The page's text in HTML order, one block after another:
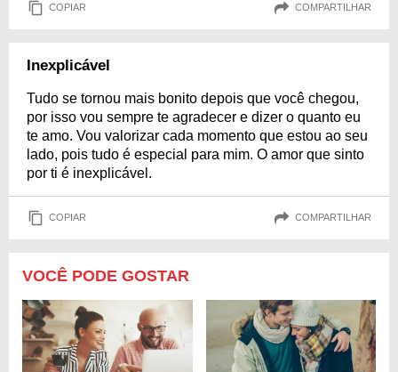
COPIAR COMPARTILHAR
Inexplicável
Tudo se tornou mais bonito depois que você chegou,
por isso vou sempre te agradecer e dizer o quanto eu
te amo. Vou valorizar cada momento que estou ao seu
lado, pois tudo é especial para mim. O amor que sinto
por ti é inexplicável.
COPIAR COMPARTILHAR
VOCÊ PODE GOSTAR